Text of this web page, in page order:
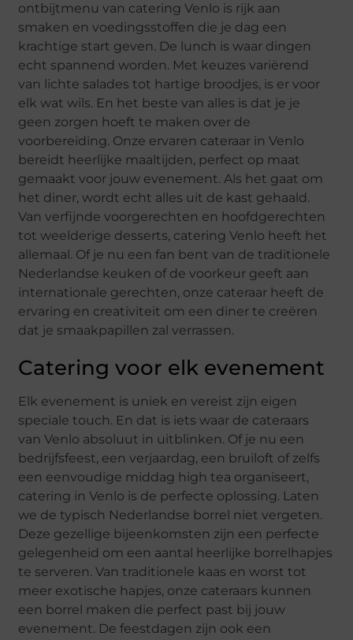
ontbijtmenu van catering Venlo is rijk aan
smaken en voedingsstoffen die je dag een
krachtige start geven. De lunch is waar dingen
echt spannend worden. Met keuzes variërend
van lichte salades tot hartige broodjes, is er voor
elk wat wils. En het beste van alles is dat je je
geen zorgen hoeft te maken over de
voorbereiding. Onze ervaren cateraar in Venlo
bereidt heerlijke maaltijden, perfect op maat
gemaakt voor jouw evenement. Als het gaat om
het diner, wordt echt alles uit de kast gehaald.
Van verfijnde voorgerechten en hoofdgerechten
tot weelderige desserts, catering Venlo heeft het
allemaal. Of je nu een fan bent van de traditionele
Nederlandse keuken of de voorkeur geeft aan
internationale gerechten, onze cateraar heeft de
ervaring en creativiteit om een diner te creëren
dat je smaakpapillen zal verrassen.
Catering voor elk evenement
Elk evenement is uniek en vereist zijn eigen
speciale touch. En dat is iets waar de cateraars
van Venlo absoluut in uitblinken. Of je nu een
bedrijfsfeest, een verjaardag, een bruiloft of zelfs
een eenvoudige middag high tea organiseert,
catering in Venlo is de perfecte oplossing. Laten
we de typisch Nederlandse borrel niet vergeten.
Deze gezellige bijeenkomsten zijn een perfecte
gelegenheid om een aantal heerlijke borrelhapjes
te serveren. Van traditionele kaas en worst tot
meer exotische hapjes, onze cateraars kunnen
een borrel maken die perfect past bij jouw
evenement. De feestdagen zijn ook een